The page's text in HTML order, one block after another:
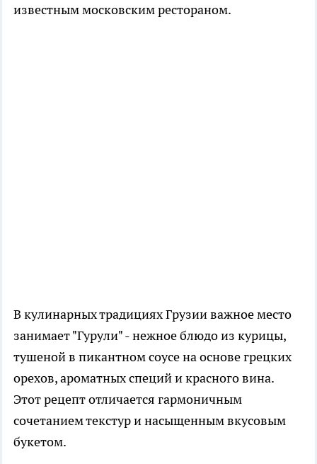
известным московским рестораном.
В кулинарных традициях Грузии важное место
занимает "Гурули" - нежное блюдо из курицы,
тушеной в пикантном соусе на основе грецких
орехов, ароматных специй и красного вина.
Этот рецепт отличается гармоничным
сочетанием текстур и насыщенным вкусовым
букетом.